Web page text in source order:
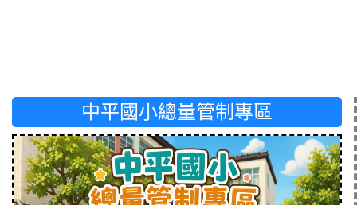
中平國小總量管制專區